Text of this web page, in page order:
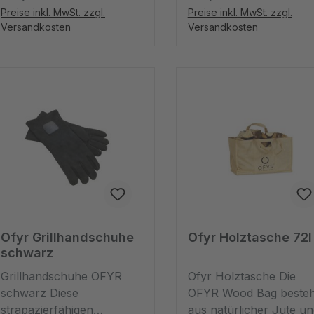
Grillen geben, denn nur
so ist das Set komplett.
Unser Modell aus Leder
Lederschürze hat nicht
nur praktische Gründe,
sondern verleiht jedem
Grillmeister ein
professionelles
Aussehen.1 Grösse mit
Preise inkl. MwSt. zzgl.
Versandkosten
Grillen geben, denn nur
so ist das Set komplett.
Unser Modell aus Leder
schwarze Lederschürze
hat nicht nur praktische
Gründe, sondern verleiht
jedem Grillmeister ein
Aussehen.1 Grösse mit
Preise inkl. MwSt. zzgl.
Versandkosten
Ofyr Grillhandschuhe
schwarz
Grillhandschuhe OFYR
schwarz Diese
strapazierfähigen
Ofyr Holztasche 72l
Ofyr Holztasche Die
OFYR Wood Bag
aus natürlicher Jute